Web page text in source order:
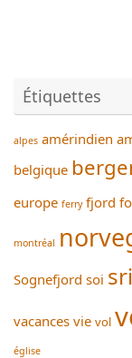
Étiquettes
alpes amérindien
belgique
europe ferry fjord
montréal
Sognefjord soi
vacances vie vol
église